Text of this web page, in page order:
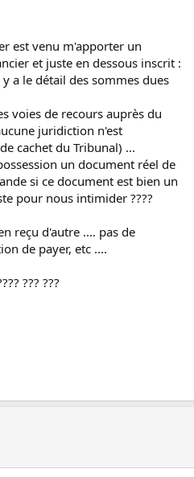
est venu m'apporter un
et juste en dessous inscrit :
a le détail des sommes dues
voies de recours auprès du
juridiction n'est
cachet du Tribunal) ...
un document réel de
si ce document est bien un
pour nous intimider ????
reçu d'autre .... pas de
de payer, etc ....
??? ???